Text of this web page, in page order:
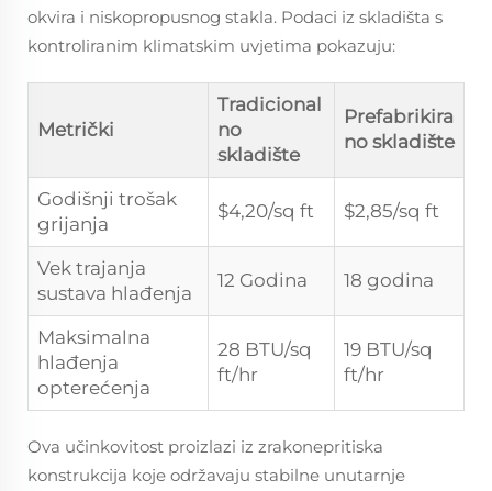
okvira i niskopropusnog stakla. Podaci iz skladišta s
kontroliranim klimatskim uvjetima pokazuju:
Metrički
Tradicional
no
skladište
Prefabrikira
no skladište
Godišnji trošak
grijanja
$4,20/sq ft $2,85/sq ft
Vek trajanja
sustava hlađenja
12 Godina 18 godina
Maksimalna
hlađenja
opterećenja
28 BTU/sq
ft/hr
19 BTU/sq
ft/hr
Ova učinkovitost proizlazi iz zrakonepritiska
konstrukcija koje održavaju stabilne unutarnje